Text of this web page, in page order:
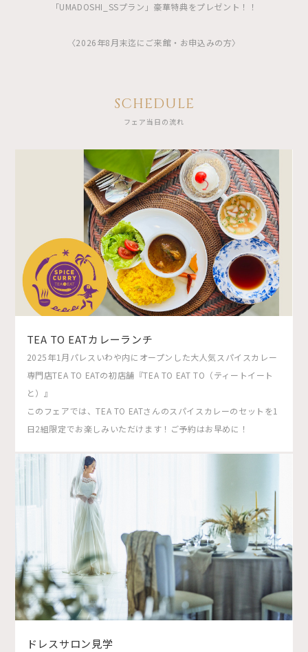
「UMADOSHI_SSプラン」豪華特典をプレゼント！！
〈2026年8月末迄にご来館・お申込みの方〉
SCHEDULE
フェア当日の流れ
TEA TO EATカレーランチ
2025年1月パレスいわや内にオープンした大人気スパイスカレー
専門店TEA TO EATの初店舗『TEA TO EAT TO（ティートイート
と）』
このフェアでは、TEA TO EATさんのスパイスカレーのセットを1
日2組限定でお楽しみいただけます！ご予約はお早めに！
ドレスサロン見学